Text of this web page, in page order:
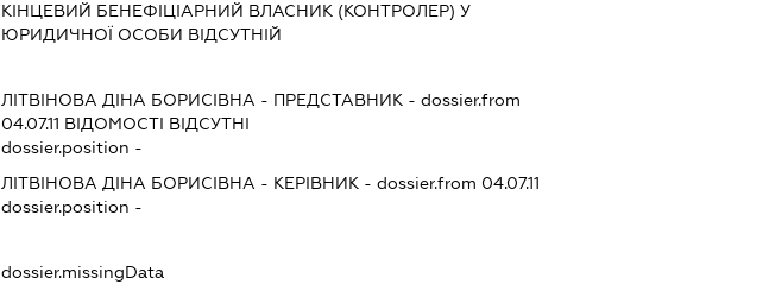
КІНЦЕВИЙ БЕНЕФІЦІАРНИЙ ВЛАСНИК (КОНТРОЛЕР) У
ЮРИДИЧНОЇ ОСОБИ ВІДСУТНІЙ
ЛІТВІНОВА ДІНА БОРИСІВНА - ПРЕДСТАВНИК - dossier.from
04.07.11 ВІДОМОСТІ ВІДСУТНІ
dossier.position -
ЛІТВІНОВА ДІНА БОРИСІВНА - КЕРІВНИК - dossier.from 04.07.11
dossier.position -
dossier.missingData